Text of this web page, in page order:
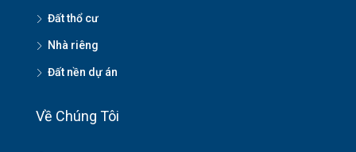
Đất thổ cư
Nhà riêng
Đất nền dự án
Về Chúng Tôi